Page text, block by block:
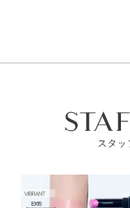
使用中、赤み、はれ、
は使用を中止し、皮フ
のままご使用を続ける
子供や認知症の方など
意ください。
アルコール24％以下